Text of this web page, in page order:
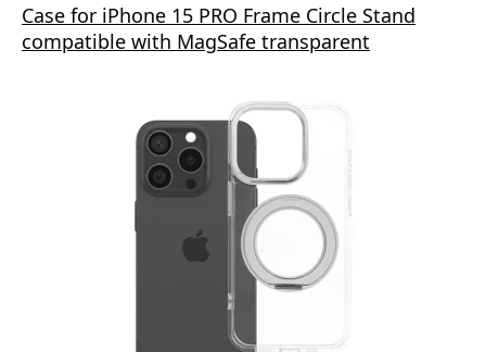
Case for iPhone 15 PRO Frame Circle Stand
compatible with MagSafe transparent